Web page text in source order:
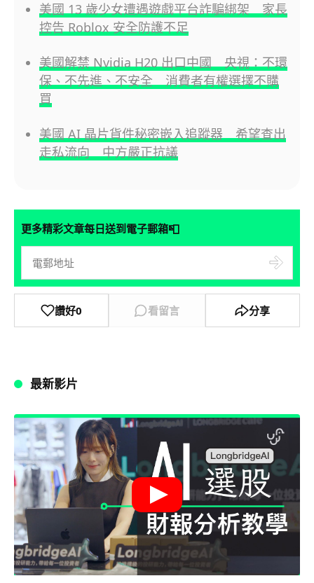
美國 13 歲少女遭遇遊戲平台詐騙綁架 家長
控告 Roblox 安全防護不足
美國解禁 Nvidia H20 出口中國 央視：不環
保、不先進、不安全 消費者有權選擇不購
買
美國 AI 晶片貨件秘密嵌入追蹤器 希望查出
走私流向 中方嚴正抗議
更多精彩文章每日送到電子郵箱📮
讚好0 看留言 分享
最新影片